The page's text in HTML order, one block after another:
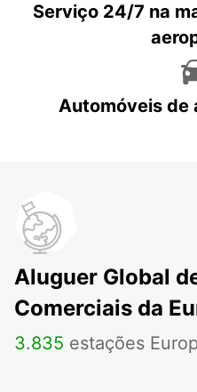
Serviço 24/7 na
Automóveis de
Aluguer Global
Comerciais da
3.835 estações